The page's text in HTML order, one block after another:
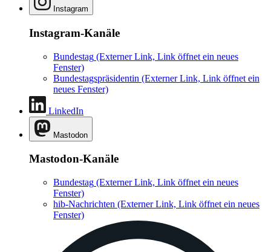
Instagram
Instagram-Kanäle
Bundestag (Externer Link, Link öffnet ein neues
Fenster)
Bundestagspräsidentin (Externer Link, Link öffnet ein
neues Fenster)
LinkedIn
Mastodon
Mastodon-Kanäle
Bundestag (Externer Link, Link öffnet ein neues
Fenster)
hib-Nachrichten (Externer Link, Link öffnet ein neues
Fenster)